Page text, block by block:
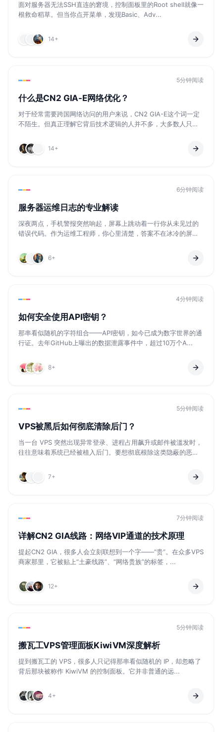
面对服务器无法SSH直连的窘境，控制面板里的Root shell就像一
根救命稻草。但当你点开菜单，发现Basic、Adv...
14+
5分钟阅读
什么是CN2 GIA-E网络优化？
对于经常需要跨国网络访问的用户来说，CN2 GIA-E这个词一定
不陌生。但真正理解它背后技术逻辑的人并不多，大多数人只
14+
6分钟阅读
服务器运维日志的专业解读
深夜两点，手机警报突然响起，屏幕上跳动着一行你从未见过的
错误代码。作为运维工程师，你心里清楚，答案不在冰冷的屏幕
6+
4分钟阅读
如何安全使用API密钥？
那串看似随机的字符组合——API密钥，如今已成为数字世界的通
行证。去年GitHub上曝出的数据泄露事件中，超过10万个A...
8+
5分钟阅读
VPS被黑后如何彻底清除后门？
当一台 VPS 突然出现异常登录、进程占用飙升或邮件被滥发时，
往往意味着系统已经被植入后门。要想彻底根除这类隐蔽的恶意
7+
7分钟阅读
详解CN2 GIA线路：网络VIP通道的技术原理
提起CN2 GIA，很多人会立刻联想到一个字——“贵”。在众多VPS
商家那里，它被贴上“土豪线路”、“网络贵族”的标签，...
12+
5分钟阅读
搬瓦工VPS管理面板KiwiVM深度解析
提到搬瓦工的 VPS，很多人只记得那串看似随机的 IP，却忽略了
背后那块被称作 KiwiVM 的控制面板。它并非普通的远...
4+